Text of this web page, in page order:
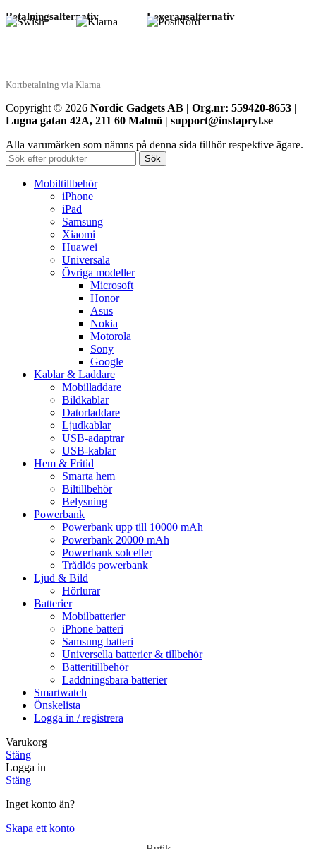
Betalningsalternativ
Kortbetalning via Klarna
Leveransalternativ
Copyright © 2026 Nordic Gadgets AB | Org.nr: 559420-8653 |
Lugna gatan 42A, 211 60 Malmö | support@instapryl.se
Alla varumärken som nämns på denna sida tillhör respektive ägare.
Sök
Mobiltillbehör
iPhone
iPad
Samsung
Xiaomi
Huawei
Universala
Övriga modeller
Microsoft
Honor
Asus
Nokia
Motorola
Sony
Google
Kablar & Laddare
Mobilladdare
Bildkablar
Datorladdare
Ljudkablar
USB-adaptrar
USB-kablar
Hem & Fritid
Smarta hem
Biltillbehör
Belysning
Powerbank
Powerbank upp till 10000 mAh
Powerbank 20000 mAh
Powerbank solceller
Trådlös powerbank
Ljud & Bild
Hörlurar
Batterier
Mobilbatterier
iPhone batteri
Samsung batteri
Universella batterier & tillbehör
Batteritillbehör
Laddningsbara batterier
Smartwatch
Önskelista
Logga in / registrera
Varukorg
Stäng
Logga in
Stäng
Inget konto än?
Skapa ett konto